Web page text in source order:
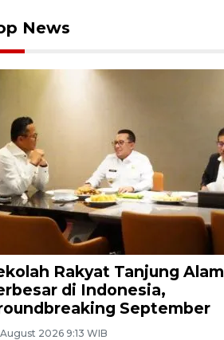
News
Rakyat Tanjung Alam
di Indonesia,
September
2026 9:13 WIB